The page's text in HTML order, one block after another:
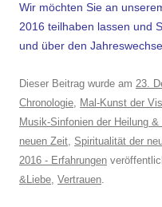
Wir möchten Sie an
2016 teilhaben lassen und
und über den
Dieser Beitrag wurde am 23.
Chronologie, Mal-Kunst der
Musik-Sinfonien der Heilung
neuen Zeit, Spiritualität der
2016 - Erfahrungen
&Liebe, Vertrauen.